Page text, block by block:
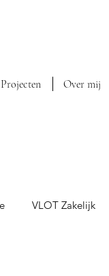
Projecten Over mij
VLOT Zakelijk